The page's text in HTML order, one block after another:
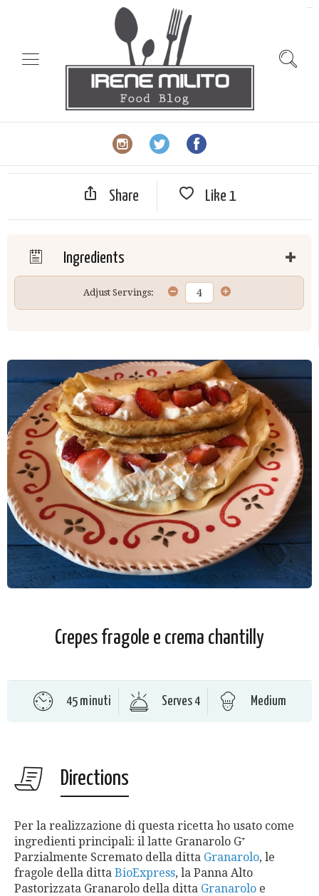
Share Like 1
Ingredients
Adjust Servings:
Crepes fragole e crema chantilly
45 minuti Serves 4 Medium
Directions
Per la realizzazione di questa ricetta ho usato come
ingredienti principali: il latte Granarolo G⁺
Parzialmente Scremato della ditta Granarolo, le
fragole della ditta BioExpress, la Panna Alto
Pastorizzata Granarolo della ditta Granarolo e